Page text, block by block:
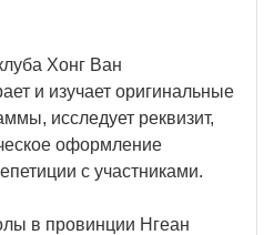
Хонг Ван
и изучает оригинальные
исследует реквизит,
оформление
с участниками.
в провинции Нгеан